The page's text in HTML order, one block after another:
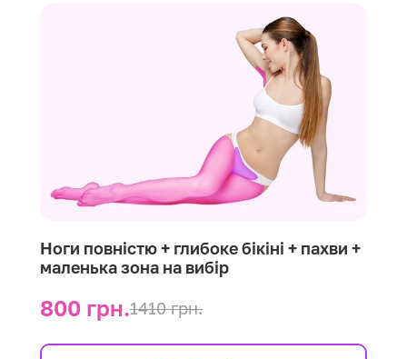
Ноги повністю + глибоке бікіні + пахви +
маленька зона на вибір
800 грн.1410 грн.